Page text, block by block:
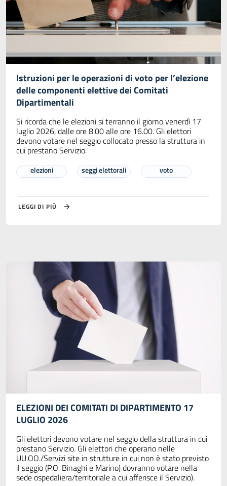
Istruzioni per le operazioni di voto per l’elezione
delle componenti elettive dei Comitati
Dipartimentali
Si ricorda che le elezioni si terranno il giorno venerdì 17
luglio 2026, dalle ore 8.00 alle ore 16.00. Gli elettori
devono votare nel seggio collocato presso la struttura in
cui prestano Servizio.
elezioni seggi elettorali voto
LEGGI DI PIÙ
ELEZIONI DEI COMITATI DI DIPARTIMENTO 17
LUGLIO 2026
Gli elettori devono votare nel seggio della struttura in cui
prestano Servizio. Gli elettori che operano nelle
UU.OO./Servizi site in strutture in cui non è stato previsto
il seggio (P.O. Binaghi e Marino) dovranno votare nella
sede ospedaliera/territoriale a cui afferisce il Servizio).